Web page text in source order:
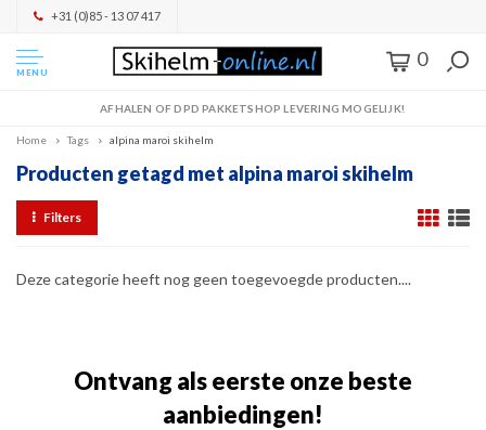
+31 (0)85 - 13 07 417
MENU
0
AFHALEN OF DPD PAKKETSHOP LEVERING MOGELIJK!
Home Tags alpina maroi skihelm
Producten getagd met alpina maroi skihelm
Filters
Deze categorie heeft nog geen toegevoegde producten....
Ontvang als eerste onze beste
aanbiedingen!